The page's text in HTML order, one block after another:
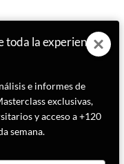
toda la experiencia
e informes de
exclusivas,
y acceso a +120
semana.